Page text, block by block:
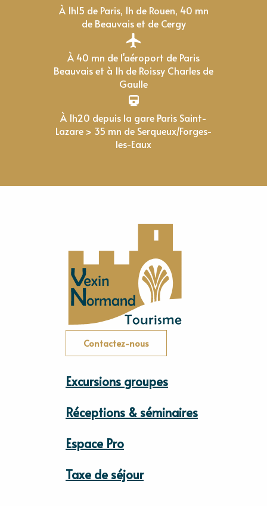
À 1h15 de Paris, 1h de Rouen, 40 mn
de Beauvais et de Cergy
À 40 mn de l'aéroport de Paris
Beauvais et à 1h de Roissy Charles de
Gaulle
À 1h20 depuis la gare Paris Saint-
Lazare > 35 mn de Serqueux/Forges-
les-Eaux
Contactez-nous
Excursions groupes
Réceptions & séminaires
Espace Pro
Taxe de séjour